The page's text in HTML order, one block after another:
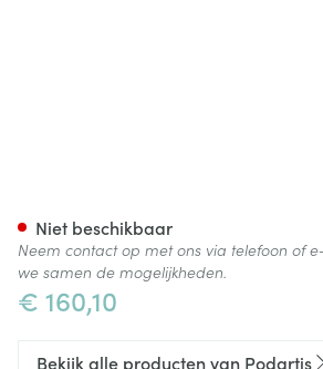
€ 160,10
Niet beschikbaar
Neem contact op met ons via telefoon of
we samen de mogelijkheden.
Bekijk alle producten van Podartis